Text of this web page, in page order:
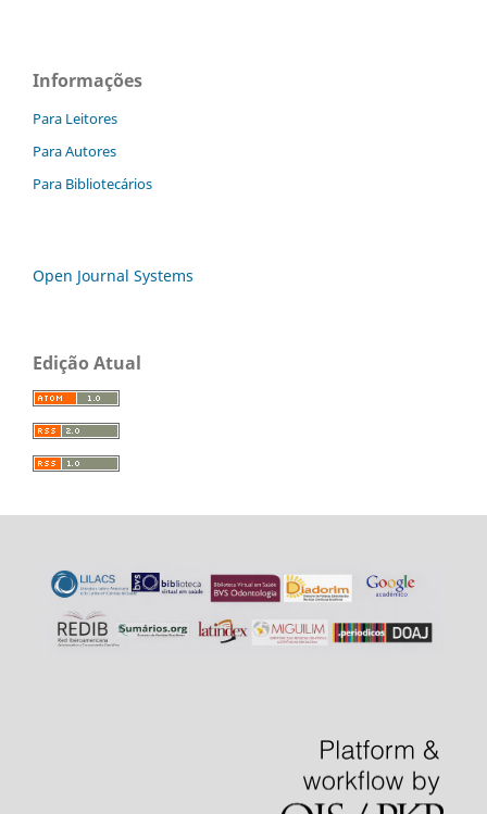
Informações
Para Leitores
Para Autores
Para Bibliotecários
Open Journal Systems
Edição Atual